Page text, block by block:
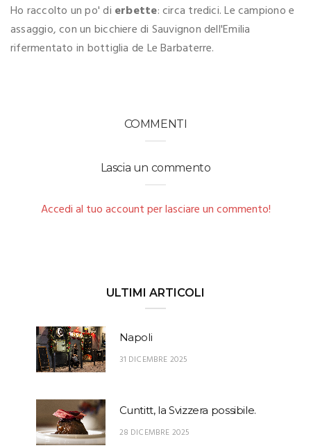
Ho raccolto un po' di erbette: circa tredici. Le campiono e
assaggio, con un bicchiere di Sauvignon dell'Emilia
rifermentato in bottiglia de Le Barbaterre.
COMMENTI
Lascia un commento
Accedi al tuo account per lasciare un commento!
ULTIMI ARTICOLI
Napoli
31 DICEMBRE 2025
Cuntitt, la Svizzera possibile.
28 DICEMBRE 2025